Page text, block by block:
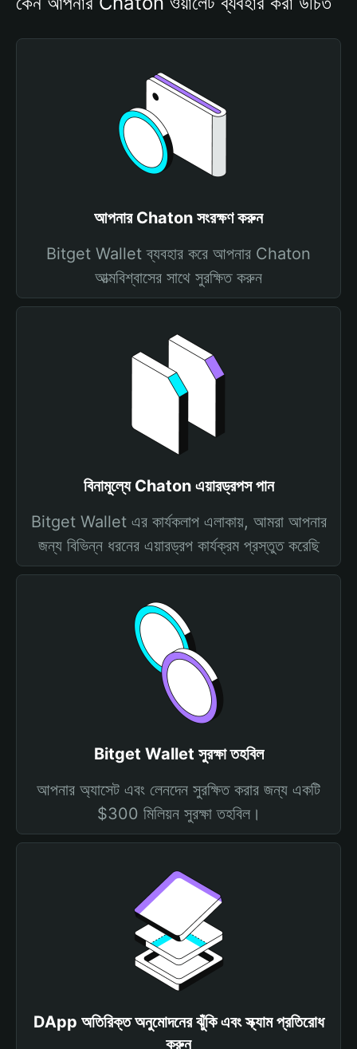
আপনার Chaton সংরক্ষণ করুন
Bitget Wallet ব্যবহার করে আপনার Chaton
আত্মবিশ্বাসের সাথে সুরক্ষিত করুন
বিনামূল্যে Chaton এয়ারড্রপস পান
Bitget Wallet এর কার্যকলাপ এলাকায়, আমরা আপনার
জন্য বিভিন্ন ধরনের এয়ারড্রপ কার্যক্রম প্রস্তুত করেছি
Bitget Wallet সুরক্ষা তহবিল
আপনার অ্যাসেট এবং লেনদেন সুরক্ষিত করার জন্য একটি
$300 মিলিয়ন সুরক্ষা তহবিল।
DApp অতিরিক্ত অনুমোদনের ঝুঁকি এবং স্ক্যাম প্রতিরোধ
করুন